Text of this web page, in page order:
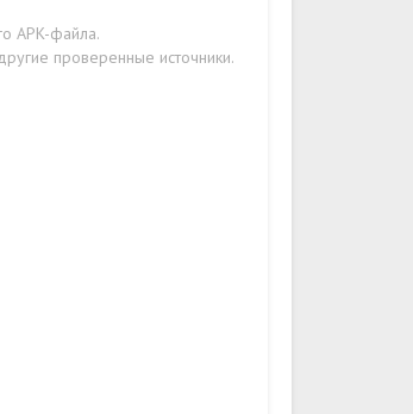
APK-файла.
проверенные источники.